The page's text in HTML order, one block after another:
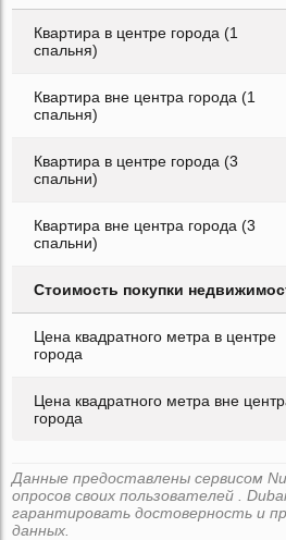
Квартира в центре города (1
спальня)
Квартира вне центра города (1
спальня)
Квартира в центре города (3
спальни)
Квартира вне центра города (3
спальни)
Стоимость покупки
Цена квадратного метра в центре
города
Цена квадратного метра вне
города
Данные предоставлены сервисом
опросов своих пользователей .
гарантировать достоверность и
данных.